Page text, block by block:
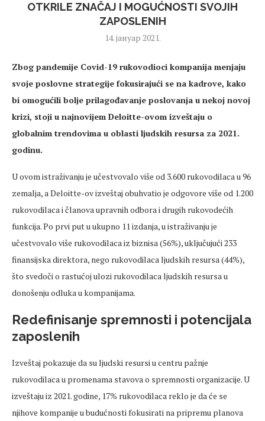
OTKRILE ZNAČAJ I MOGUĆNOSTI SVOJIH
ZAPOSLENIH
14. јануар 2021.
Zbog pandemije Covid-19 rukovodioci kompanija menjaju
svoje poslovne strategije fokusirajući se na kadrove, kako
bi omogućili bolje prilagođavanje poslovanja u nekoj novoj
krizi, stoji u najnovijem Deloitte-ovom izveštaju o
globalnim trendovima u oblasti ljudskih resursa za 2021.
godinu.
U ovom istraživanju je učestvovalo više od 3.600 rukovodilaca u 96
zemalja, a Deloitte-ov izveštaj obuhvatio je odgovore više od 1.200
rukovodilaca i članova upravnih odbora i drugih rukovodećih
funkcija. Po prvi put u ukupno 11 izdanja, u istraživanju je
učestvovalo više rukovodilaca iz biznisa (56%), uključujući 233
finansijska direktora, nego rukovodilaca ljudskih resursa (44%),
što svedoči o rastućoj ulozi rukovodilaca ljudskih resursa u
donošenju odluka u kompanijama.
Redefinisanje spremnosti i potencijala
zaposlenih
Izveštaj pokazuje da su ljudski resursi u centru pažnje
rukovodilaca u promenama stavova o spremnosti organizacije. U
izveštaju iz 2021. godine, 17% rukovodilaca reklo je da će se
njihove kompanije u budućnosti fokusirati na pripremu planova